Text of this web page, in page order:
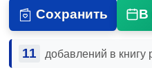
Сохранить В
11 добавлений в книгу